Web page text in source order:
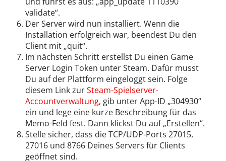
validate“.
Der Server wird nun installiert. Wenn die
Installation erfolgreich war, beendest Du den
Client mit „quit“.
Im nächsten Schritt erstellst Du einen Game
Server Login Token unter Steam. Dafür musst
Du auf der Plattform eingeloggt sein. Folge
diesem Link zurSteam-Spielserver-
Accountverwaltung, gib unter App-ID „304930“
ein und lege eine kurze Beschreibung für das
Memo-Feld fest. Dann klickst Du auf „Erstellen“.
Stelle sicher, dass die TCP/UDP-Ports 27015,
27016 und 8766 Deines Servers für Clients
geöffnet sind.